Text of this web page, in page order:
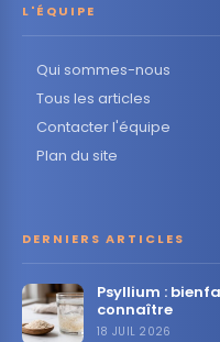
L'ÉQUIPE
Qui sommes-nous
Tous les articles
Contacter l'équipe
Plan du site
DERNIERS ARTICLES
Psyllium :
connaître
18 JUIL 2026